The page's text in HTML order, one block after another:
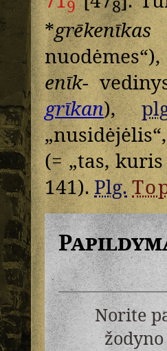
9 8
*grēkenīkas
enīk-
grīkan),
(= „tas,
141).Plg.
Norite